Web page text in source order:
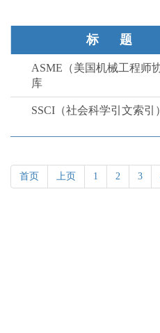
标题
ASME（美国机械工程师
库
SSCI（社会科学引文索引
首页 上页 1 2 3